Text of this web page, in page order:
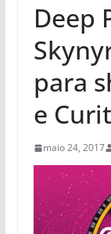
Deep
para
e
maio 24, 2017